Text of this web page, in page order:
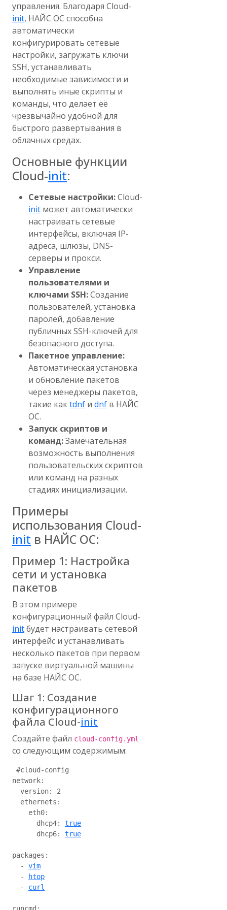
управления. Благодаря Cloud-
init, НАЙС ОС способна
автоматически
конфигурировать сетевые
настройки, загружать ключи
SSH, устанавливать
необходимые зависимости и
выполнять иные скрипты и
команды, что делает её
чрезвычайно удобной для
быстрого развертывания в
облачных средах.
Основные функции
Cloud-init:
Сетевые настройки:Cloud-
init может автоматически
настраивать сетевые
интерфейсы, включая IP-
адреса, шлюзы, DNS-
серверы и прокси.
Управление
пользователями и
ключами SSH:Создание
пользователей, установка
паролей, добавление
публичных SSH-ключей для
безопасного доступа.
Пакетное управление:
Автоматическая установка
и обновление пакетов
через менеджеры пакетов,
такие какtdnf и dnf в НАЙС
ОС.
Запуск скриптов и
команд:Замечательная
возможность выполнения
пользовательских скриптов
или команд на разных
стадиях инициализации.
Примеры
использования Cloud-
init в НАЙС ОС:
Пример 1: Настройка
сети и установка
пакетов
В этом примере
конфигурационный файл Cloud-
initбудет настраивать сетевой
интерфейс и устанавливать
несколько пакетов при первом
запуске виртуальной машины
на базе НАЙС ОС.
Шаг 1: Создание
конфигурационного
файла Cloud-init
Создайте файл cloud-config.yml
со следующим содержимым:
#cloud-config
network:
  version: 2
  ethernets:
    eth0:
      dhcp4:
true
      dhcp6:
true
packages:
  -
vim
  -
htop
  -
curl